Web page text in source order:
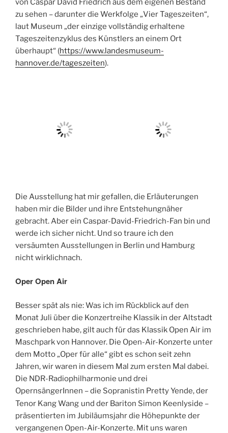
von Caspar David Friedrich aus dem eigenen Bestand
zu sehen – darunter die Werkfolge „Vier Tageszeiten“,
laut Museum „der einzige vollständig erhaltene
Tageszeitenzyklus des Künstlers an einem Ort
überhaupt“ (https://www.landesmuseum-
hannover.de/tageszeiten).
Die Ausstellung hat mir gefallen, die Erläuterungen
haben mir die Bilder und ihre Entstehungnäher
gebracht. Aber ein Caspar-David-Friedrich-Fan bin und
werde ich sicher nicht. Und so traure ich den
versäumten Ausstellungen in Berlin und Hamburg
nicht wirklichnach.
Oper Open Air
Besser spät als nie: Was ich im Rückblick auf den
Monat Juli über die Konzertreihe Klassik in der Altstadt
geschrieben habe, gilt auch für das Klassik Open Air im
Maschpark von Hannover. Die Open-Air-Konzerte unter
dem Motto „Oper für alle“ gibt es schon seit zehn
Jahren, wir waren in diesem Mal zum ersten Mal dabei.
Die NDR-Radiophilharmonie und drei
OpernsängerInnen – die Sopranistin Pretty Yende, der
Tenor Kang Wang und der Bariton Simon Keenlyside –
präsentierten im Jubiläumsjahr die Höhepunkte der
vergangenen Open-Air-Konzerte. Mit uns waren